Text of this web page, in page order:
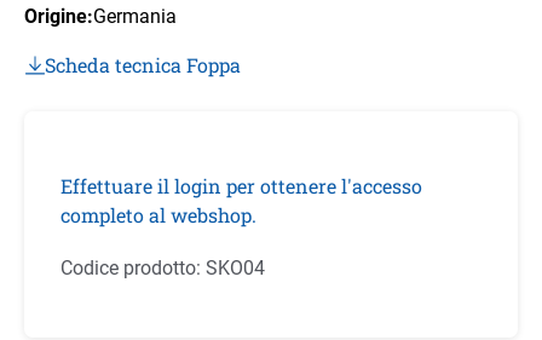
Origine:Germania
Scheda tecnica Foppa
Effettuare il login per ottenere l'accesso
completo al webshop.
Codice prodotto: SKO04